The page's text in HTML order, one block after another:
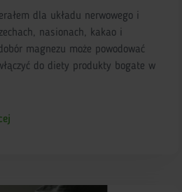
dla układu nerwowego i
nasionach, kakao i
magnezu może powodować
do diety produkty bogate w